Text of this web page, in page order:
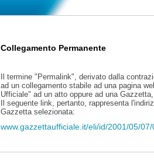
Collegamento Permanente
Il termine "Permalink", derivato dalla
ad un collegamento stabile ad una pagina
Ufficiale" ad un atto oppure ad una
Il seguente link, pertanto, rappresenta
Gazzetta selezionata:
www.gazzettaufficiale.it/eli/id/2001/05/